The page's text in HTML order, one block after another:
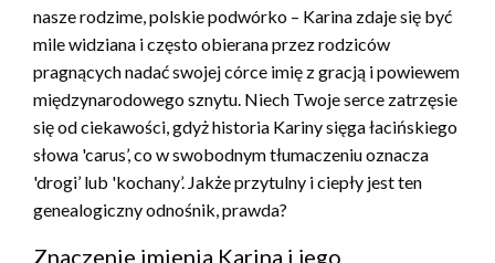
nasze rodzime, polskie podwórko – Karina zdaje się być
mile widziana i często obierana przez rodziców
pragnących nadać swojej córce imię z gracją i powiewem
międzynarodowego sznytu. Niech Twoje serce zatrzęsie
się od ciekawości, gdyż historia Kariny sięga łacińskiego
słowa 'carus’, co w swobodnym tłumaczeniu oznacza
'drogi’ lub 'kochany’. Jakże przytulny i ciepły jest ten
genealogiczny odnośnik, prawda?
Znaczenie imienia Karina i jego